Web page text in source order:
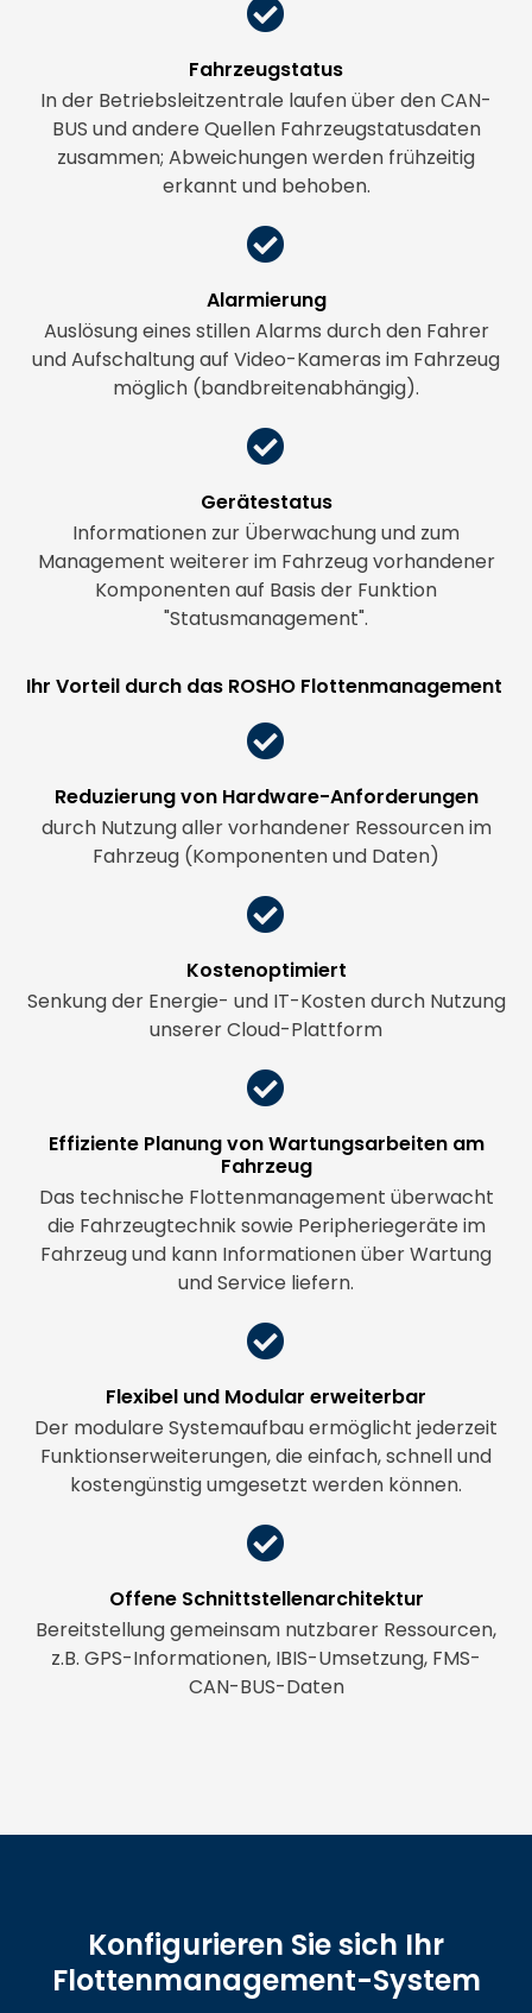
Fahrzeugstatus
In der Betriebsleitzentrale laufen über den CAN-
BUS und andere Quellen Fahrzeugstatusdaten
zusammen; Abweichungen werden frühzeitig
erkannt und behoben.
Alarmierung
Auslösung eines stillen Alarms durch den Fahrer
und Aufschaltung auf Video-Kameras im Fahrzeug
möglich (bandbreitenabhängig).
Gerätestatus
Informationen zur Überwachung und zum
Management weiterer im Fahrzeug vorhandener
Komponenten auf Basis der Funktion
"Statusmanagement".
Ihr Vorteil durch das ROSHO Flottenmanagement
Reduzierung von Hardware-Anforderungen
durch Nutzung aller vorhandener Ressourcen im
Fahrzeug (Komponenten und Daten)
Kostenoptimiert
Senkung der Energie- und IT-Kosten durch Nutzung
unserer Cloud-Plattform
Effiziente Planung von Wartungsarbeiten am
Fahrzeug
Das technische Flottenmanagement überwacht
die Fahrzeugtechnik sowie Peripheriegeräte im
Fahrzeug und kann Informationen über Wartung
und Service liefern.
Flexibel und Modular erweiterbar
Der modulare Systemaufbau ermöglicht jederzeit
Funktionserweiterungen, die einfach, schnell und
kostengünstig umgesetzt werden können.
Offene Schnittstellenarchitektur
Bereitstellung gemeinsam nutzbarer Ressourcen,
z.B. GPS-Informationen, IBIS-Umsetzung, FMS-
CAN-BUS-Daten
Konfigurieren Sie sich Ihr
Flottenmanagement-System